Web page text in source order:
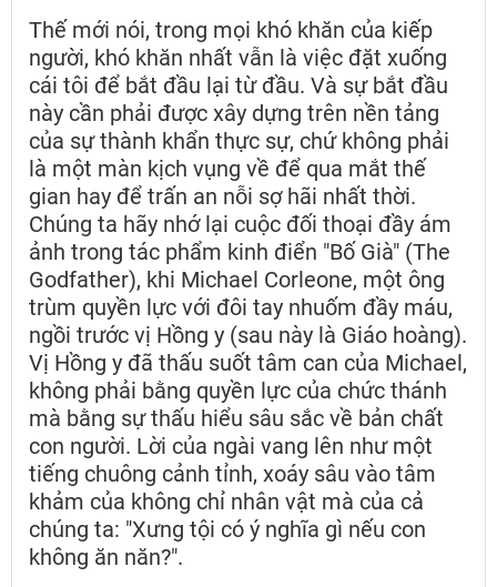
Thế mới nói, trong mọi khó khăn của kiếp
người, khó khăn nhất vẫn là việc đặt xuống
cái tôi để bắt đầu lại từ đầu. Và sự bắt đầu
này cần phải được xây dựng trên nền tảng
của sự thành khẩn thực sự, chứ không phải
là một màn kịch vụng về để qua mắt thế
gian hay để trấn an nỗi sợ hãi nhất thời.
Chúng ta hãy nhớ lại cuộc đối thoại đầy ám
ảnh trong tác phẩm kinh điển "Bố Già" (The
Godfather), khi Michael Corleone, một ông
trùm quyền lực với đôi tay nhuốm đầy máu,
ngồi trước vị Hồng y (sau này là Giáo hoàng).
Vị Hồng y đã thấu suốt tâm can của Michael,
không phải bằng quyền lực của chức thánh
mà bằng sự thấu hiểu sâu sắc về bản chất
con người. Lời của ngài vang lên như một
tiếng chuông cảnh tỉnh, xoáy sâu vào tâm
khảm của không chỉ nhân vật mà của cả
chúng ta: "Xưng tội có ý nghĩa gì nếu con
không ăn năn?".